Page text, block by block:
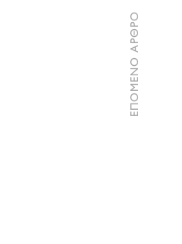
ΕΠΟΜΕΝΟ ΑΡΘΡΟ